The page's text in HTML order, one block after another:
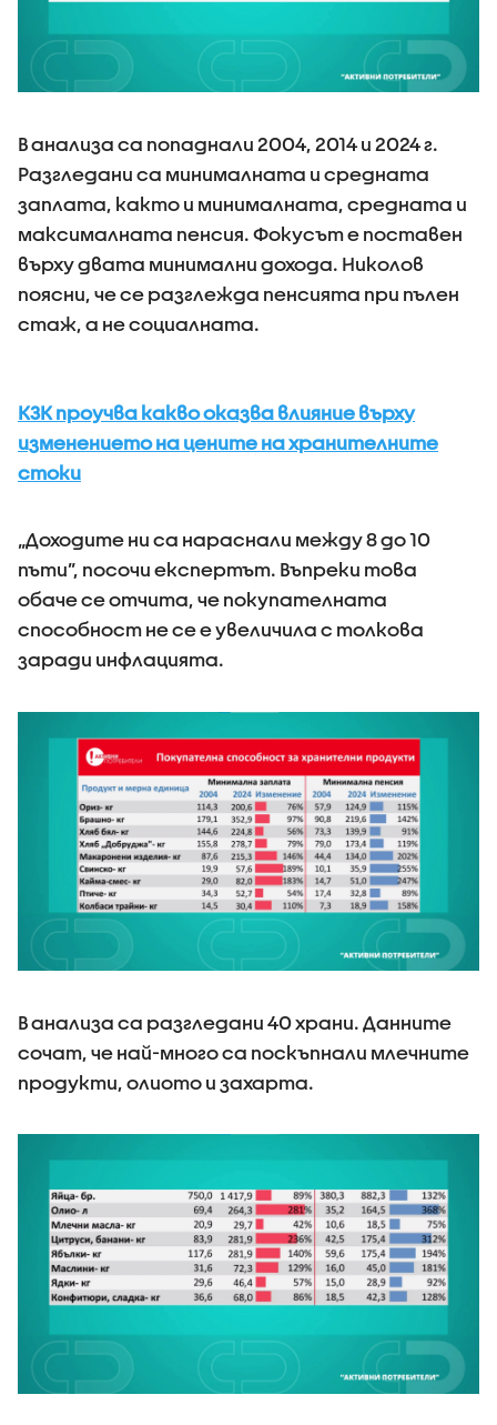
В анализа са попаднали 2004, 2014 и 2024 г.
Разгледани са минималната и средната
заплата, както и минималната, средната и
максималната пенсия. Фокусът е поставен
върху двата минимални дохода. Николов
поясни, че се разглежда пенсията при пълен
стаж, а не социалната.
КЗК проучва какво оказва влияние върху
изменението на цените на хранителните
стоки
„Доходите ни са нараснали между 8 до 10
пъти”, посочи експертът. Въпреки това
обаче се отчита, че покупателната
способност не се е увеличила с толкова
заради инфлацията.
В анализа са разгледани 40 храни. Данните
сочат, че най-много са поскъпнали млечните
продукти, олиото и захарта.